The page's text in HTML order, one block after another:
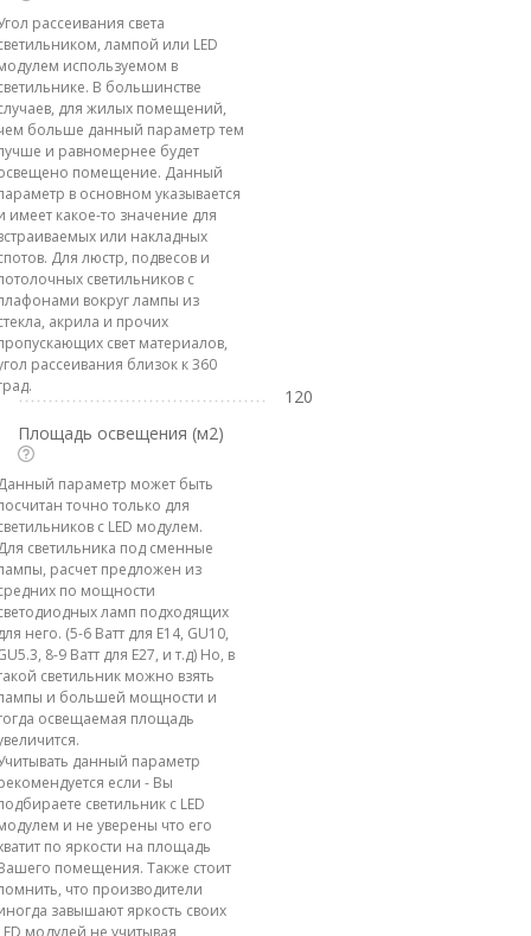
рассеивания света
лампой или LED
используемом в
В большинстве
для жилых помещений,
больше данный параметр тем
и равномернее будет
помещение. Данный
в основном указывается
имеет какое-то значение для
или накладных
Для люстр, подвесов и
светильников с
вокруг лампы из
акрила и прочих
свет материалов,
рассеивания близок к 360
120
Площадь освещения (м2)
параметр может быть
точно только для
с LED модулем.
светильника под сменные
расчет предложен из
по мощности
ламп подходящих
него. (5-6 Ватт для E14, GU10,
8-9 Ватт для E27, и т.д) Но, в
светильник можно взять
и большей мощности и
освещаемая площадь
данный параметр
если - Вы
светильник с LED
и не уверены что его
по яркости на площадь
помещения. Также стоит
что производители
завышают яркость своих
модулей не учитывая,